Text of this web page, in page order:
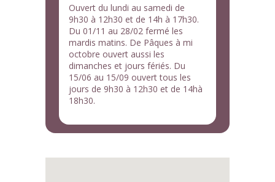
Ouvert du lundi au samedi de
9h30 à 12h30 et de 14h à 17h30.
Du 01/11 au 28/02 fermé les
mardis matins. De Pâques à mi
octobre ouvert aussi les
dimanches et jours fériés. Du
15/06 au 15/09 ouvert tous les
jours de 9h30 à 12h30 et de 14hà
18h30.